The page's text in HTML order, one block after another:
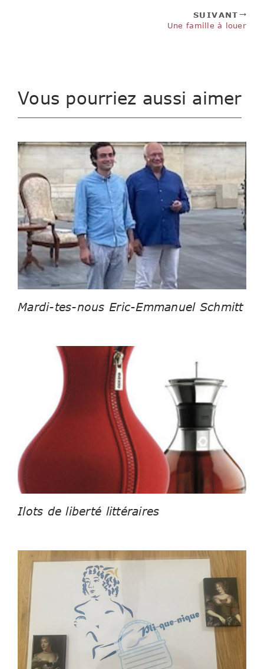
SUIVANT
Une famille à louer
Vous pourriez aussi aimer
Mardi-tes-nous Eric-Emmanuel Schmitt
Ilots de liberté littéraires